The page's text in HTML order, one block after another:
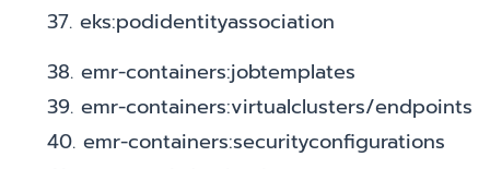
37. eks:podidentityassociation
38. emr-containers:jobtemplates
39. emr-containers:virtualclusters/endpoints
40. emr-containers:securityconfigurations